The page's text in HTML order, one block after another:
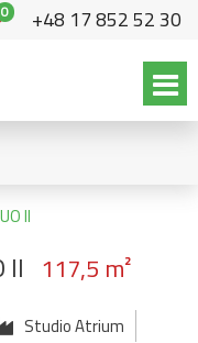
0 +48 17 852 52 30
II
117,5 m²
Studio Atrium